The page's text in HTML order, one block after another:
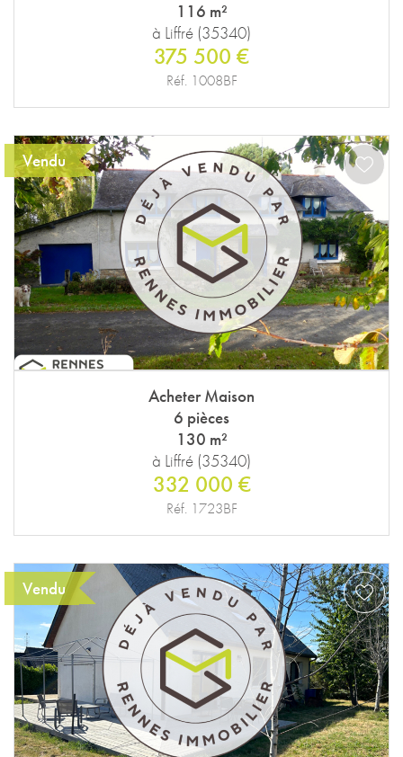
116 m²
à Liffré (35340)
375 500 €
Réf. 1008BF
Vendu
Acheter Maison
6 pièces
130 m²
à Liffré (35340)
332 000 €
Réf. 1723BF
Vendu